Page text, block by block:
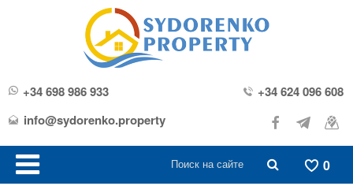
+34 698 986 933
+34 624 096 608
info@sydorenko.property
0